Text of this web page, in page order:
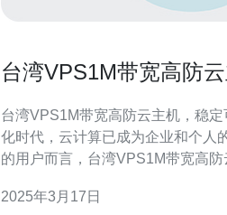
台湾VPS1M带宽高防
台湾VPS1M带宽高防云主机，稳定可靠的选
化时代，云计算已成为企业和个人
的用户而言，台湾VPS1M带宽高
优势。 台湾VPS1M带宽高防云主机采用先进的防护技术，
2025年3月17日